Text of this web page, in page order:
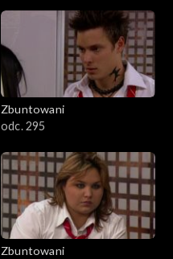
Zbuntowani
odc. 295
Zbuntowani